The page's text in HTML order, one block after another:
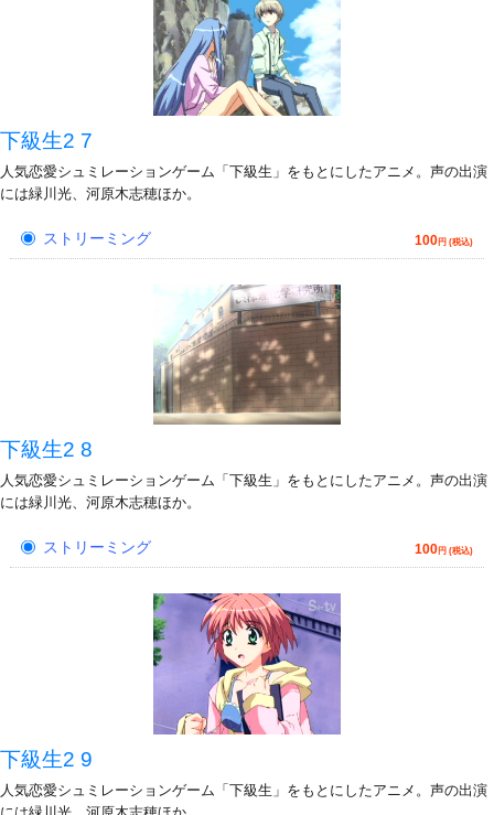
下級生2 7
人気恋愛シュミレーションゲーム「下級生」をもとにしたアニメ。声の出演
には緑川光、河原木志穂ほか。
ストリーミング 100円 (税込)
下級生2 8
人気恋愛シュミレーションゲーム「下級生」をもとにしたアニメ。声の出演
には緑川光、河原木志穂ほか。
ストリーミング 100円 (税込)
下級生2 9
人気恋愛シュミレーションゲーム「下級生」をもとにしたアニメ。声の出演